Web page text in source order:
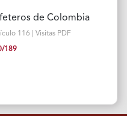
de Colombia
116 | Visitas PDF
189